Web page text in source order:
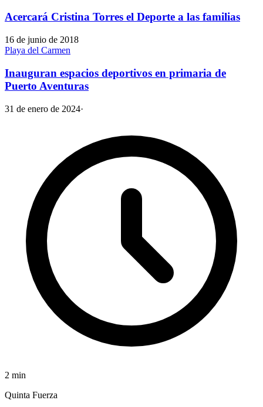
Acercará Cristina Torres el Deporte a las familias
16 de junio de 2018
Playa del Carmen
Inauguran espacios deportivos en primaria de
Puerto Aventuras
31 de enero de 2024·
2 min
Quinta Fuerza